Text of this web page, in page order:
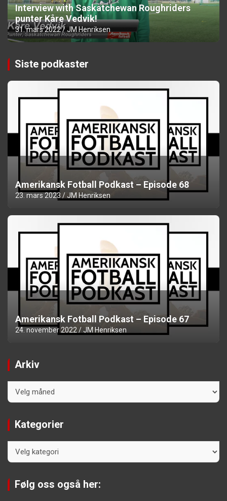
Interview with Saskatchewan Roughriders
punter Kåre Vedvik!
31. mars 2022 JM Henriksen
Siste podkaster
Amerikansk Fotball Podkast – Episode 68
23. mars 2023 JM Henriksen
Amerikansk Fotball Podkast – Episode 67
24. november 2022 JM Henriksen
Arkiv
Kategorier
Følg oss også her: